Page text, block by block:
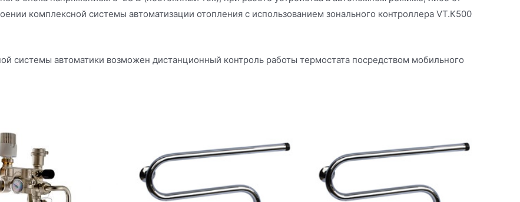
комплексной системы автоматизации отопления с использованием зонального контроллера VT.К500
системы автоматики возможен дистанционный контроль работы термостата посредством мобильного